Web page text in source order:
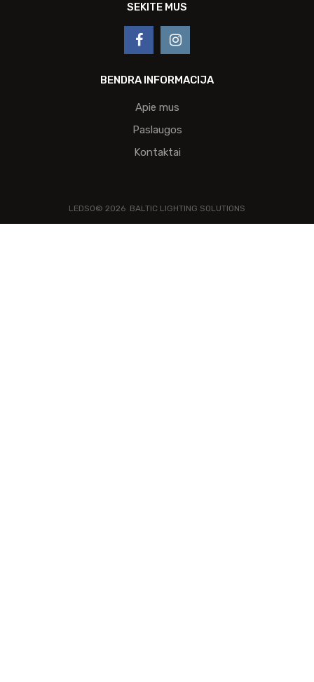
SEKITE MUS
BENDRA INFORMACIJA
Apie mus
Paslaugos
Kontaktai
LEDSO© 2026 BALTIC LIGHTING SOLUTIONS